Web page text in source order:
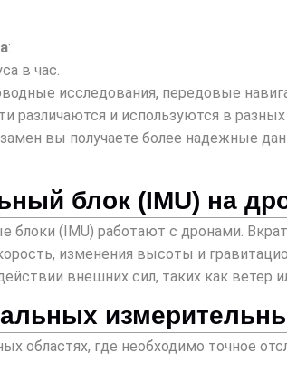
:
в час.
исследования, передовые
различаются и используются в
вы получаете более надежные
блок (IMU) на
блоки (IMU) работают с дронами.
изменения высоты и
внешних сил, таких как ветер
областях, где необходимо точное